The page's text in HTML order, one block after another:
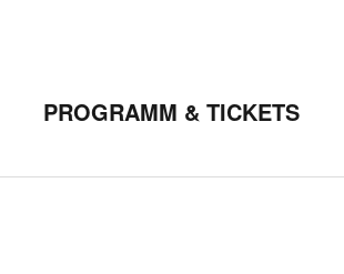
PROGRAMM & TICKETS